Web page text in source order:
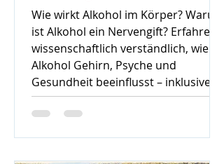
Wie wirkt Alkohol im Körper? Warum
ist Alkohol ein Nervengift? Erfahre
wissenschaftlich verständlich, wie
Alkohol Gehirn, Psyche und
Gesundheit beeinflusst – inklusive
Sucht, Craving und Trinkertypen
nach Jellinek.